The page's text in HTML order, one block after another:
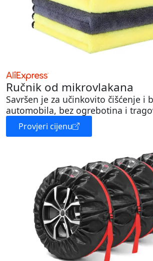
Ručnik od mikrovlakana
Savršen je za učinkovito čišćenje i
automobila, bez ogrebotina i
Provjeri cijenu